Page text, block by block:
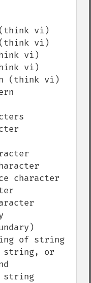
(think vi)
(think vi)
vi)
vi)
(think vi)
character
of string
string, or
string